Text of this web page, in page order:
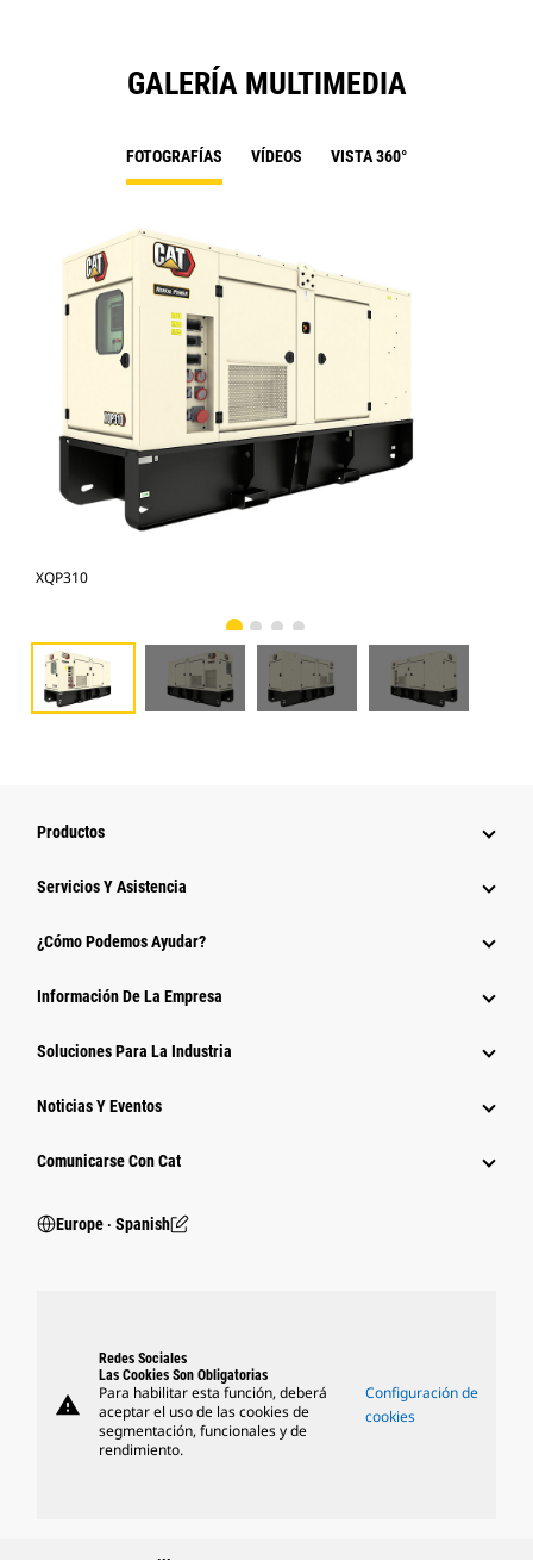
GALERÍA MULTIMEDIA
FOTOGRAFÍAS VÍDEOS VISTA 360°
XQP310
Productos
Servicios Y Asistencia
¿Cómo Podemos Ayudar?
Información De La Empresa
Soluciones Para La Industria
Noticias Y Eventos
Comunicarse Con Cat
Europe ‧ Spanish
warning
Redes Sociales
Las Cookies Son Obligatorias
Para habilitar esta función, deberá
aceptar el uso de las cookies de
segmentación, funcionales y de
rendimiento.
Configuración de
cookies